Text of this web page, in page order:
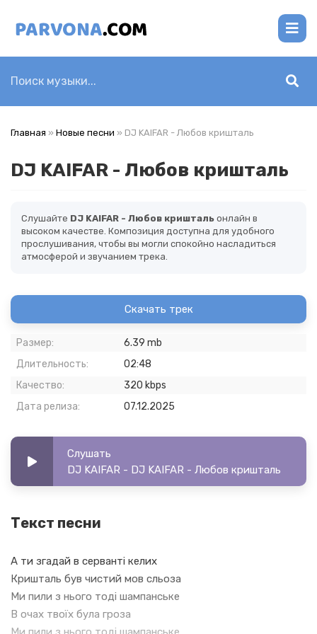
Главная » Новые песни » DJ KAIFAR - Любов кришталь
DJ KAIFAR - Любов кришталь
Слушайте DJ KAIFAR - Любов кришталь онлайн в
высоком качестве. Композиция доступна для удобного
прослушивания, чтобы вы могли спокойно насладиться
атмосферой и звучанием трека.
Скачать трек
Размер:
6.39 mb
Длительность:
02:48
Качество:
320 kbps
Дата релиза:
07.12.2025
Слушать
DJ KAIFAR - DJ KAIFAR - Любов кришталь
Текст песни
А ти згадай в серванті келих
Кришталь був чистий мов сльоза
Ми пили з нього тоді шампанське
В очах твоїх була гроза